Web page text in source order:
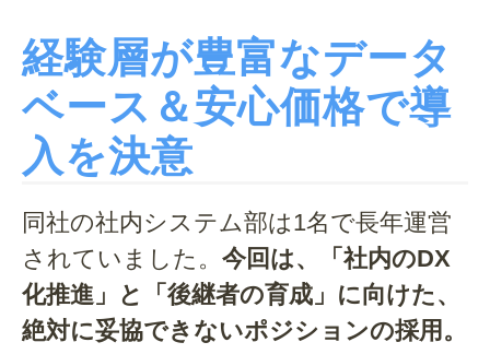
経験層が豊富なデータ
ベース＆安心価格で導
入を決意
同社の社内システム部は1名で長年運営
されていました。 今回は、「社内のDX
化推進」と「後継者の育成」に向けた、
絶対に妥協できないポジションの採用。